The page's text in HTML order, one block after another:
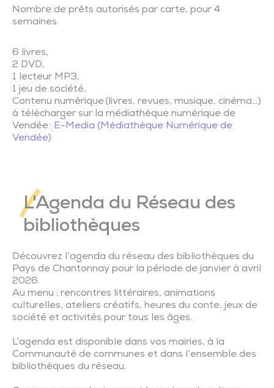
Mobilités – Transports
Sentiers de découverte du patrimoine
Nombre de prêts autorisés par carte, pour 4
semaines.
6 livres,
2 DVD,
1 lecteur MP3,
1 jeu de société,
Contenu numérique(livres, revues, musique, cinéma…)
à télécharger sur la médiathèque numérique de
Vendée : E-Media (Médiathèque Numérique de
Vendée)
L'Agenda du Réseau des
bibliothèques
Découvrez l’agenda du réseau des bibliothèques du
Pays de Chantonnay pour la période de janvier à avril
2026.
Au menu : rencontres littéraires, animations
culturelles, ateliers créatifs, heures du conte, jeux de
société et activités pour tous les âges.
L’agenda est disponible dans vos mairies, à la
Communauté de communes et dans l’ensemble des
bibliothèques du réseau.